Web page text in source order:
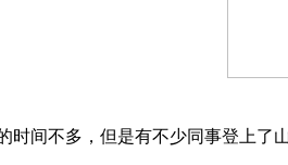
间不多，但是有不少同事登上了